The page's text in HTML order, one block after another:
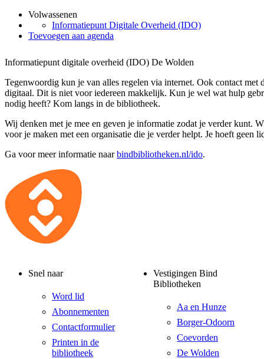
Volwassenen
Informatiepunt Digitale Overheid (IDO)
Toevoegen aan agenda
Informatiepunt digitale overheid (IDO) De Wolden
Tegenwoordig kun je van alles regelen via internet. Ook contact met
digitaal. Dit is niet voor iedereen makkelijk. Kun je wel wat hulp
nodig heeft? Kom langs in de bibliotheek.
Wij denken met je mee en geven je informatie zodat je verder kunt.
voor je maken met een organisatie die je verder helpt. Je hoeft geen
Ga voor meer informatie naarbindbibliotheken.nl/ido.
Snel naar
Word lid
Abonnementen
Contactformulier
Printen in de
bibliotheek
Vestigingen Bind
Bibliotheken
Aa en Hunze
Borger-Odoorn
Coevorden
De Wolden